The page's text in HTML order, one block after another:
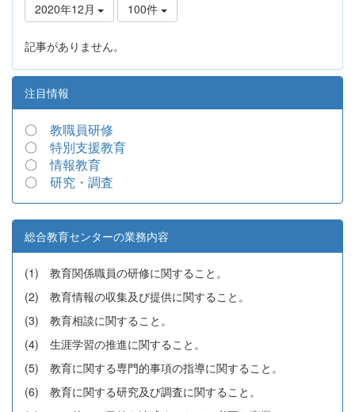
2020年12月 100件
記事がありません。
注目情報
〇 教職員研修
〇 特別支援教育
〇情報教育
〇 研究・調査
総合教育センターの業務内容
(1) 教育関係職員の研修に関すること。
(2) 教育情報の収集及び提供に関すること。
(3) 教育相談に関すること。
(4) 生涯学習の推進に関すること。
(5) 教育に関する専門的事項の指導に関すること。
(6) 教育に関する研究及び調査に関すること。